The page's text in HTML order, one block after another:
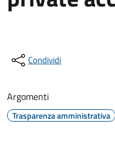
Condividi
Argomenti
Trasparenza amministrativa